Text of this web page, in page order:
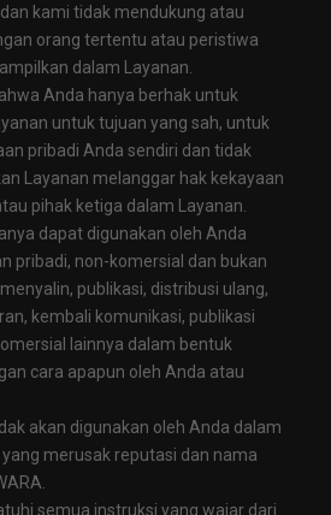
kami tidak mendukung atau
orang tertentu atau peristiwa
dalam Layanan.
Anda hanya berhak untuk
untuk tujuan yang sah, untuk
pribadi Anda sendiri dan tidak
Layanan melanggar hak kekayaan
pihak ketiga dalam Layanan.
dapat digunakan oleh Anda
pribadi, non-komersial dan bukan
publikasi, distribusi ulang,
kembali komunikasi, publikasi
lainnya dalam bentuk
cara apapun oleh Anda atau
akan digunakan oleh Anda dalam
merusak reputasi dan nama
semua instruksi yang wajar dari